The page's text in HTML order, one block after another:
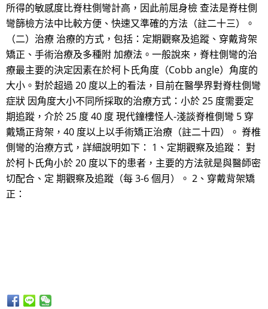
所得的敏感度比脊柱側彎計高，因此前屈身檢 查法是脊柱側
彎篩檢方法中比較方便、快速又準確的方法（註二十三）。
（二）治療 治療的方式，包括：定期觀察及追蹤、穿戴背架
矯正、手術治療及多種附 加療法。一般說來，脊柱側彎的治
療最主要的決定因素在於柯卜氏角度（Cobb angle）角度的
大小。對於超過 20 度以上的看法，目前在醫學界對脊柱側彎
症狀 因角度大小不同所採取的治療方式：小於 25 度需要定
期追蹤，介於 25 度 40 度 現代鐘樓怪人-淺談脊椎側彎 5 穿
戴矯正背架，40 度以上以手術矯正治療（註二十四）。 脊椎
側彎的治療方式，詳細說明如下： 1、定期觀察及追蹤： 對
於柯卜氏角小於 20 度以下的患者，主要的方法就是與醫師密
切配合、定 期觀察及追蹤（每 3-6 個月）。 2、穿戴背架矯
正：